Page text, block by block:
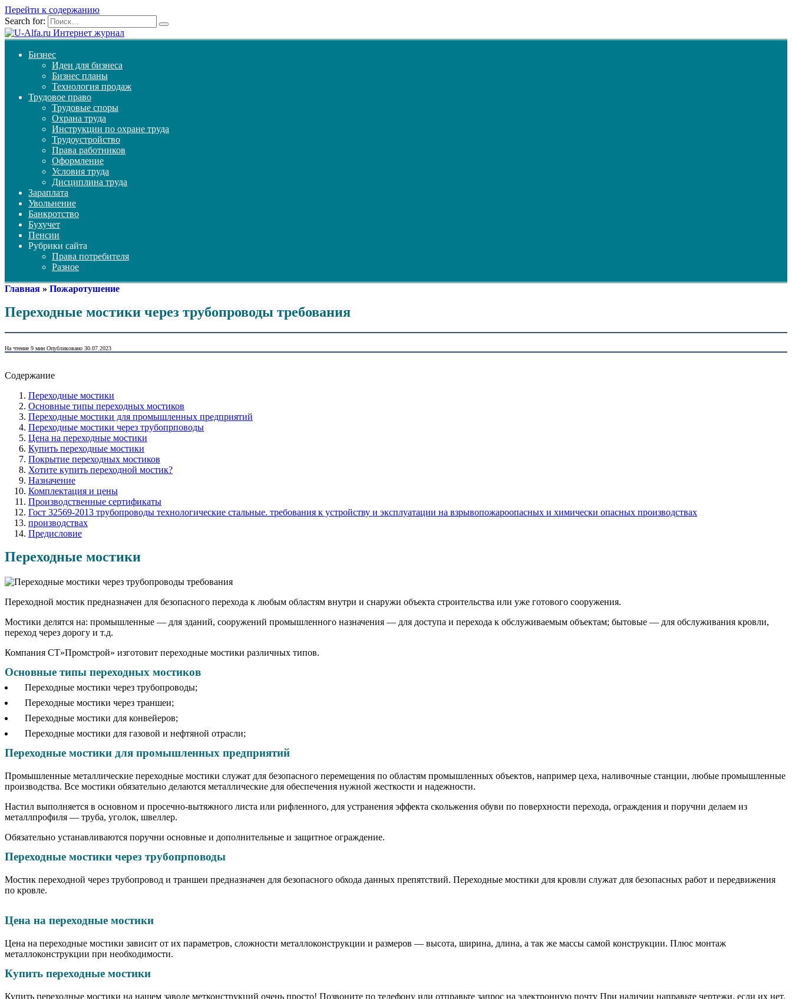
Перейти к содержанию
Search for:
Бизнес
Идеи для бизнеса
Бизнес планы
Технология продаж
Трудовое право
Трудовые споры
Охрана труда
Инструкции по охране труда
Трудоустройство
Права работников
Оформление
Условия труда
Дисциплина труда
Зараплата
Увольнение
Банкротство
Бухучет
Пенсии
Рубрики сайта
Права потребителя
Разное
Главная » Пожаротушение
Переходные мостики через трубопроводы требования
На чтение 9 мин Опубликовано 30.07.2023
Содержание
Переходные мостики
Основные типы переходных мостиков
Переходные мостики для промышленных предприятий
Переходные мостики через трубопрповоды
Цена на переходные мостики
Купить переходные мостики
Покрытие переходных мостиков
Хотите купить переходной мостик?
Назначение
Комплектация и цены
Производственные сертификаты
Гост 32569-2013 трубопроводы технологические стальные. требования к устройству и эксплуатации на взрывопожароопасных и химически опасных производствах
производствах
Предисловие
Переходные мостики
Переходной мостик предназначен для безопасного перехода к любым областям внутри и снаружи объекта строительства или уже готового сооружения.
Мостики делятся на: промышленные — для зданий, сооружений промышленного назначения — для доступа и перехода к обслуживаемым объектам; бытовые — для обслуживания кровли,
переход через дорогу и т.д.
Компания СТ»Промстрой» изготовит переходные мостики различных типов.
Основные типы переходных мостиков
Переходные мостики через трубопроводы;
Переходные мостики через траншеи;
Переходные мостики для конвейеров;
Переходные мостики для газовой и нефтяной отрасли;
Переходные мостики для промышленных предприятий
Промышленные металлические переходные мостики служат для безопасного перемещения по областям промышленных объектов, например цеха, наливочные станции, любые промышленные
производства. Все мостики обязательно делаются металлические для обеспечения нужной жесткости и надежности.
Настил выполняется в основном и просечно-вытяжного листа или рифленного, для устранения эффекта скольжения обуви по поверхности перехода, ограждения и поручни делаем из
металлпрофиля — труба, уголок, швеллер.
Обязательно устанавливаются поручни основные и дополнительные и защитное ограждение.
Переходные мостики через трубопрповоды
Мостик переходной через трубопровод и траншеи предназначен для безопасного обхода данных препятствий. Переходные мостики для кровли служат для безопасных работ и передвижения
по кровле.
Цена на переходные мостики
Цена на переходные мостики зависит от их параметров, сложности металлоконструкции и размеров — высота, ширина, длина, а так же массы самой конструкции. Плюс монтаж
металлоконструкции при необходимости.
Купить переходные мостики
Купить переходные мостики на нашем заводе метконструкций очень просто! Позвоните по телефону или отправьте запрос на электронную почту При наличии направьте чертежи, если их нет,